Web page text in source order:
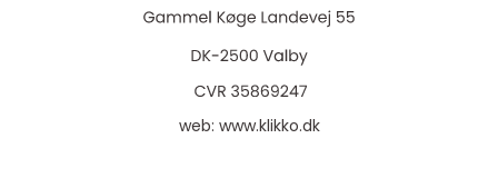
web: www.klikko.dk